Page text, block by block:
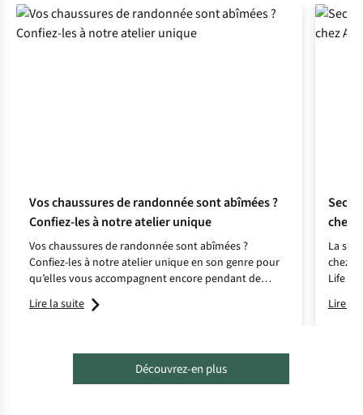
Vos chaussures de randonnée sont abîmées ?
Confiez-les à notre atelier unique
Vos chaussures de randonnée sont abîmées ?
Confiez-les à notre atelier unique en son genre pour
qu’elles vous accompagnent encore pendant de
nombreux kilomètres.
Lire la suite
chez
La
chez
Life ?
Lire la
Découvrez-en plus